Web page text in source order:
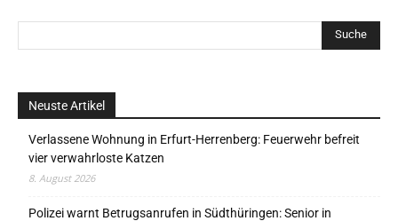
Neuste Artikel
Verlassene Wohnung in Erfurt-Herrenberg: Feuerwehr befreit
vier verwahrloste Katzen
8. August 2026
Polizei warnt Betrugsanrufen in Südthüringen: Senior in